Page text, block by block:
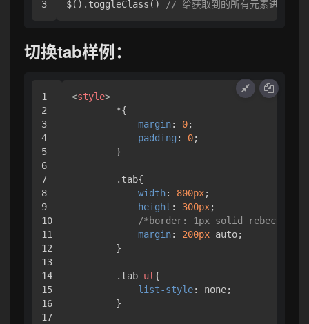
$() .toggleClass () // 给获取到的所有元素进行判
切换tab样例：
1
2
3
4
5
6
7
8
9
10
11
12
13
14
15
16
17
<style>
        *{
margin: 0;
padding : 0;
        }
.tab{
width: 800px;
height : 300px;
/*border: 1px solid
margin: 200px auto;
        }
.tab ul{
list-style: none;
        }